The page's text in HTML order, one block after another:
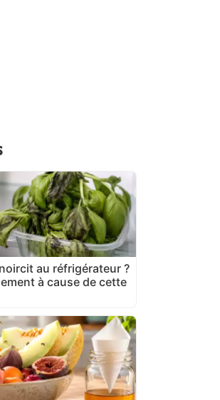
au réfrigérateur ?
à cause de cette